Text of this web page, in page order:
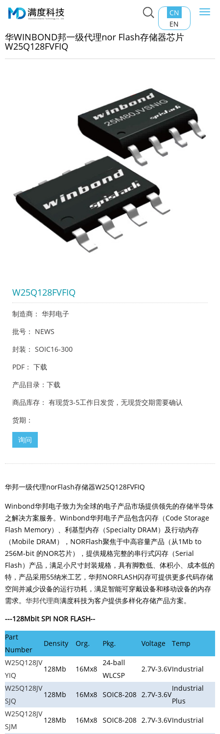
CN
EN
主页>产品中心>Nor Flash
华WINBOND邦一级代理nor
华WINBOND邦一级代理nor Flash存储器芯片
W25Q128FVFIQ
W25Q128FVFIQ
制造商： 华邦电子
批号： NEWS
封装： SOIC16-300
PDF： 下载
产品目录： 下载
商品库存： 有现货3-5工作日发货，无现货交期需要确认
货期：
询问
华邦一级代理norFlash存储器W25Q128FVFIQ
Winbond华邦电子致力为全球的电子产品市场提供领先的存储半导体
之解决方案服务。Winbond华邦电子产品包含闪存（Code Storage
Flash Memory）、利基型内存（Specialty DRAM）及行动内存
（Mobile DRAM），NORFlash聚焦于中高容量产品（从1Mb to
256M-bit 的NOR芯片），提供规格完整的串行式闪存（Serial
Flash）产品，满足小尺寸封装规格，具有脚数低、体积小、成本低的
特，产品采用55纳米工艺，华邦NORFLASH闪存可提供更多代码存储
空间并减少设备的运行功耗，满足智能可穿戴设备和移动设备的内存
需求。 华邦代理商满度科技为客户提供多样化存储产品方案。
---128MbitSPI NOR FLASH--
Part
Number
Density Org. Pkg. Voltage Temp
W25Q128JV
YIQ
128Mb 16Mx8
24-ball
WLCSP
2.7V-3.6VIndustrial
W25Q128JV
SJQ
128Mb 16Mx8 SOIC8-208 2.7V-3.6V
Industrial
Plus
W25Q128JV
SJM
128Mb 16Mx8 SOIC8-208 2.7V-3.6VIndustrial